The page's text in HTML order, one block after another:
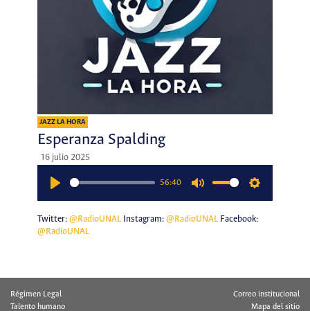
JAZZ LA HORA
Esperanza Spalding
16 julio 2025
56:40
Twitter: @RadioUNALInstagram: @RadioUNALFacebook:
@RadioUNAL
Régimen Legal
Talento humano
Correo institucional
Mapa del sitio